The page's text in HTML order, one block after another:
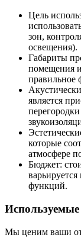
Цель
зон,
освещения).
Габариты
помещения
правильное
является
которые
атмосфере
Бюджет:
функций.
Мы ценим ваши